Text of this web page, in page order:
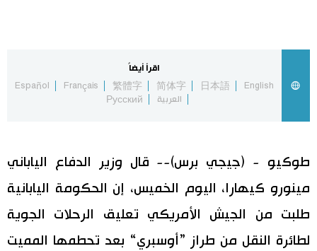
Русский
اليابان في فيديو
مانغا وأنيمي
علوم وتكنولوجيا
اقرأ أيضاً
English
日本語
简体字
繁體字
Français
Español
العربية
Русский
طوكيو - (جيجي برس)-- قال وزير الدفاع الياباني
مينورو كيهارا، اليوم الخميس، إن الحكومة اليابانية
طلبت من الجيش الأمريكي تعليق الرحلات الجوية
لطائرة النقل من طراز ”أوسبري“ بعد تحطمها المميت